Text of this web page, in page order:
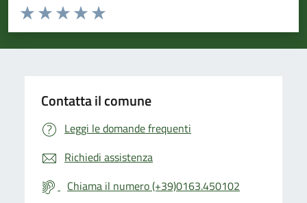
Valuta da 1 a 5 stelle la pagina
Valuta 5 stelle su 5
Valuta 4 stelle su 5
Valuta 3 stelle su 5
Valuta 2 stelle su 5
Valuta 1 stelle su 5
Contatta il comune
Leggi le domande frequenti
Richiedi assistenza
Chiama il numero (+39)0163.450102